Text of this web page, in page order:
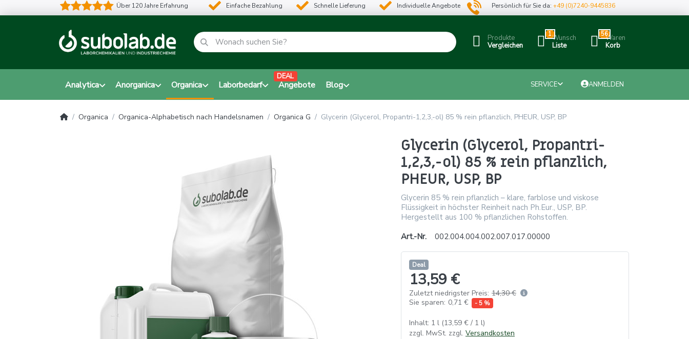
Über 120 Jahre Erfahrung Einfache Bezahlung Schnelle Lieferung Individuelle Angebote Persönlich für Sie da:+49 (0)7240-9445836
Produkte
Vergleichen
1Wunsch
Liste
56Waren
Korb
Analytica Anorganica Organica Laborbedarf Angebote
DEAL
Blog SERVICE ANMELDEN
Organica Organica-Alphabetisch nach Handelsnamen Organica G Glycerin (Glycerol, Propantri-1,2,3,-ol) 85 % rein pflanzlich, PHEUR, USP, BP
Glycerin (Glycerol, Propantri-
1,2,3,-ol) 85 % rein pflanzlich,
PHEUR, USP, BP
Glycerin 85 % rein pflanzlich – klare, farblose und viskose
Flüssigkeit in höchster Reinheit nach Ph.Eur., USP, BP.
Hergestellt aus 100 % pflanzlichen Rohstoffen.
Art.-Nr.
002.004.004.002.007.017.00000
Deal
13,59 €
Zuletzt niedrigster Preis: 14,30 €
Sie sparen: 0,71 € - 5 %
Inhalt: 1 l (13,59 € / 1 l)
zzgl. MwSt. zzgl. Versandkosten